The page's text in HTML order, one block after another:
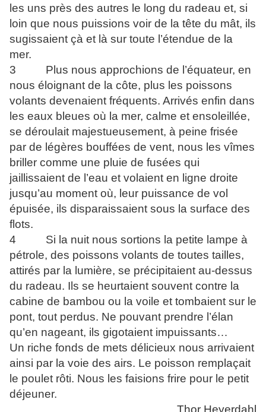
les uns près des autres le long du radeau et, si
loin que nous puissions voir de la tête du mât, ils
sugissaient çà et là sur toute l’étendue de la
mer.
3 Plus nous approchions de l’équateur, en
nous éloignant de la côte, plus les poissons
volants devenaient fréquents. Arrivés enfin dans
les eaux bleues où la mer, calme et ensoleillée,
se déroulait majestueusement, à peine frisée
par de légères bouffées de vent, nous les vîmes
briller comme une pluie de fusées qui
jaillissaient de l’eau et volaient en ligne droite
jusqu’au moment où, leur puissance de vol
épuisée, ils disparaissaient sous la surface des
flots.
4 Si la nuit nous sortions la petite lampe à
pétrole, des poissons volants de toutes tailles,
attirés par la lumière, se précipitaient au-dessus
du radeau. Ils se heurtaient souvent contre la
cabine de bambou ou la voile et tombaient sur le
pont, tout perdus. Ne pouvant prendre l’élan
qu’en nageant, ils gigotaient impuissants…
Un riche fonds de mets délicieux nous arrivaient
ainsi par la voie des airs. Le poisson remplaçait
le poulet rôti. Nous les faisions frire pour le petit
déjeuner.
Thor Heyerdahl